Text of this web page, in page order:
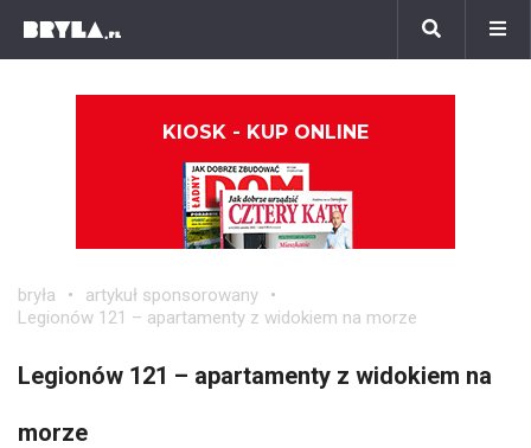
KIOSK - KUP ONLINE
bryła
artykuł sponsorowany
Legionów 121 – apartamenty z widokiem na morze
Legionów 121 – apartamenty z widokiem na
morze